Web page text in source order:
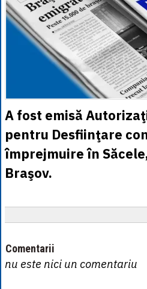
A fost emisă
pentru Desfiinţare
împrejmuire în
Braşov.
Comentarii
nu este nici un comentariu